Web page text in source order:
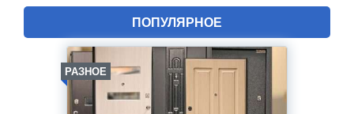
ПОПУЛЯРНОЕ
РАЗНОЕ